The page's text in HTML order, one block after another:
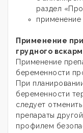
раздел
применение
Применение
грудного
Применение
беременности
При
беременности
следует
препараты
профилем